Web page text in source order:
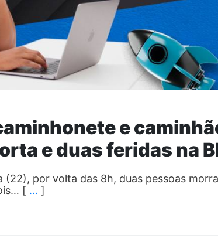
e
e duas feridas na
(22), por volta das 8h, duas pessoas
[ … ]